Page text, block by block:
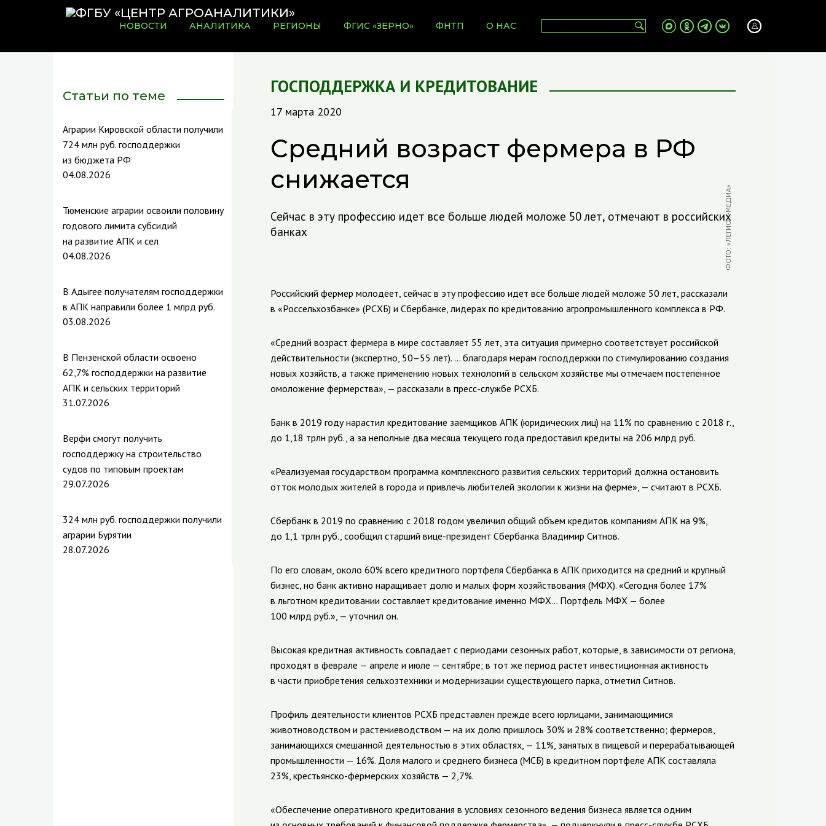
НОВОСТИ АНАЛИТИКА РЕГИОНЫ ФГИС «ЗЕРНО» ФНТП О НАС
Статьи по теме
Аграрии Кировской области получили
724 млн руб. господдержки
из бюджета РФ
04.08.2026
Тюменские аграрии освоили половину
годового лимита субсидий
на развитие АПК и сел
04.08.2026
В Адыгее получателям господдержки
в АПК направили более 1 млрд руб.
03.08.2026
В Пензенской области освоено
62,7% господдержки на развитие
АПК и сельских территорий
31.07.2026
Верфи смогут получить
господдержку на строительство
судов по типовым проектам
29.07.2026
324 млн руб. господдержки получили
аграрии Бурятии
28.07.2026
ГОСПОДДЕРЖКА И КРЕДИТОВАНИЕ
17 марта 2020
Средний возраст фермера в РФ
снижается
Сейчас в эту профессию идет все больше людей моложе 50 лет, отмечают в российских
банках
ФОТО: «ЛЕГИОН-МЕДИА»
Российский фермер молодеет, сейчас в эту профессию идет все больше людей моложе 50 лет, рассказали
в «Россельхозбанке» (РСХБ) и Сбербанке, лидерах по кредитованию агропромышленного комплекса в РФ.
«Средний возраст фермера в мире составляет 55 лет, эта ситуация примерно соответствует российской
действительности (экспертно, 50–55 лет). … благодаря мерам господдержки по стимулированию создания
новых хозяйств, а также применению новых технологий в сельском хозяйстве мы отмечаем постепенное
омоложение фермерства», — рассказали в пресс-службе РСХБ.
Банк в 2019 году нарастил кредитование заемщиков АПК (юридических лиц) на 11% по сравнению с 2018 г.,
до 1,18 трлн руб., а за неполные два месяца текущего года предоставил кредиты на 206 млрд руб.
«Реализуемая государством программа комплексного развития сельских территорий должна остановить
отток молодых жителей в города и привлечь любителей экологии к жизни на ферме», — считают в РСХБ.
Сбербанк в 2019 по сравнению с 2018 годом увеличил общий объем кредитов компаниям АПК на 9%,
до 1,1 трлн руб., сообщил старший вице-президент Сбербанка Владимир Ситнов.
По его словам, около 60% всего кредитного портфеля Сбербанка в АПК приходится на средний и крупный
бизнес, но банк активно наращивает долю и малых форм хозяйствования (МФХ). «Сегодня более 17%
в льготном кредитовании составляет кредитование именно МФХ… Портфель МФХ — более
100 млрд руб.», — уточнил он.
Высокая кредитная активность совпадает с периодами сезонных работ, которые, в зависимости от региона,
проходят в феврале — апреле и июле — сентябре; в тот же период растет инвестиционная активность
в части приобретения сельхозтехники и модернизации существующего парка, отметил Ситнов.
Профиль деятельности клиентов РСХБ представлен прежде всего юрлицами, занимающимися
животноводством и растениеводством — на их долю пришлось 30% и 28% соответственно; фермеров,
занимающихся смешанной деятельностью в этих областях, — 11%, занятых в пищевой и перерабатывающей
промышленности — 16%. Доля малого и среднего бизнеса (МСБ) в кредитном портфеле АПК составляла
23%, крестьянско-фермерских хозяйств — 2,7%.
«Обеспечение оперативного кредитования в условиях сезонного ведения бизнеса является одним